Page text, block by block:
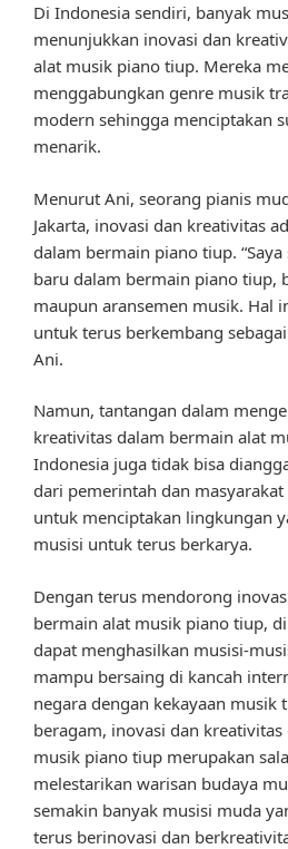
Di Indonesia sendiri, banyak
menunjukkan inovasi dan
alat musik piano tiup. Mereka
menggabungkan genre musik
modern sehingga menciptakan
menarik.
Menurut Ani, seorang pianis
Jakarta, inovasi dan kreativitas
dalam bermain piano tiup.
baru dalam bermain piano tiup,
maupun aransemen musik. Hal
untuk terus berkembang
Ani.
Namun, tantangan dalam
kreativitas dalam bermain alat
Indonesia juga tidak bisa
dari pemerintah dan
untuk menciptakan lingkungan
musisi untuk terus berkarya.
Dengan terus mendorong
bermain alat musik piano tiup,
dapat menghasilkan musisi-
mampu bersaing di kancah
negara dengan kekayaan musik
beragam, inovasi dan
musik piano tiup merupakan
melestarikan warisan budaya
semakin banyak musisi muda
terus berinovasi dan